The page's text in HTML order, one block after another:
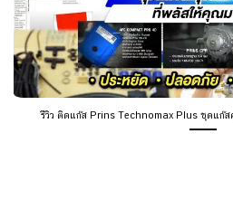
รีวิว ติดแก๊ส Prins Technomax Plus ชุดแก๊ส